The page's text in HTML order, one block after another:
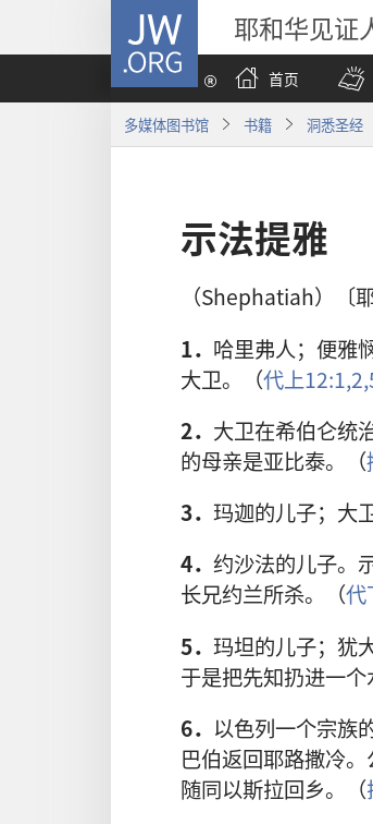
JW.ORG 耶和华见证
首页
多媒体图书馆 书籍 洞悉圣经
示法提雅
（Shephatiah）〔
1． 哈里弗人；便雅
大卫。（代上12:1,2,
2． 大卫在希伯仑统
的母亲是亚比泰。（
3． 玛迦的儿子；大
4． 约沙法的儿子。
长兄约兰所杀。（代
5． 玛坦的儿子；犹
于是把先知扔进一
6． 以色列一个宗族
巴伯返回耶路撒冷
随同以斯拉回乡。（